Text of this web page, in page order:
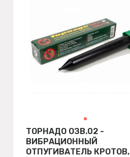
ТОРНАДО ОЗВ.02 -
ВИБРАЦИОННЫЙ
ОТПУГИВАТЕЛЬ КРОТОВ,